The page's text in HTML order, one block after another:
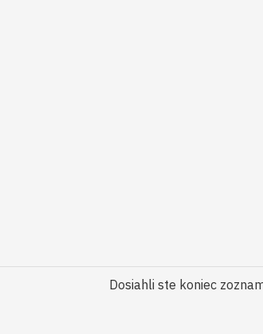
Dosiahli ste koniec